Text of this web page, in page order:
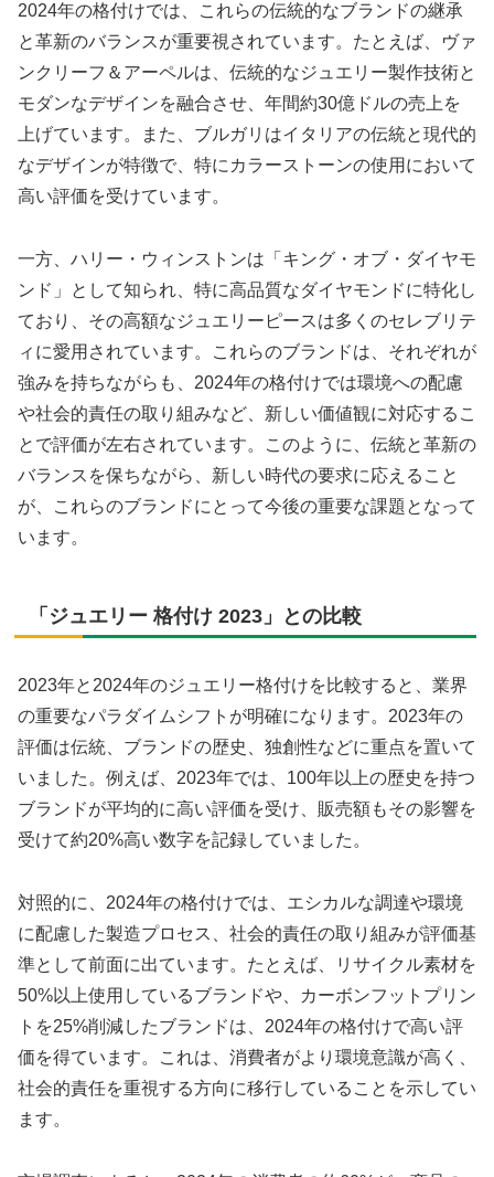
2024年の格付けでは、これらの伝統的なブランドの継承
と革新のバランスが重要視されています。たとえば、ヴァ
ンクリーフ＆アーペルは、伝統的なジュエリー製作技術と
モダンなデザインを融合させ、年間約30億ドルの売上を
上げています。また、ブルガリはイタリアの伝統と現代的
なデザインが特徴で、特にカラーストーンの使用において
高い評価を受けています。
一方、ハリー・ウィンストンは「キング・オブ・ダイヤモ
ンド」として知られ、特に高品質なダイヤモンドに特化し
ており、その高額なジュエリーピースは多くのセレブリテ
ィに愛用されています。これらのブランドは、それぞれが
強みを持ちながらも、2024年の格付けでは環境への配慮
や社会的責任の取り組みなど、新しい価値観に対応するこ
とで評価が左右されています。このように、伝統と革新の
バランスを保ちながら、新しい時代の要求に応えること
が、これらのブランドにとって今後の重要な課題となって
います。
「ジュエリー 格付け 2023」との比較
2023年と2024年のジュエリー格付けを比較すると、業界
の重要なパラダイムシフトが明確になります。2023年の
評価は伝統、ブランドの歴史、独創性などに重点を置いて
いました。例えば、2023年では、100年以上の歴史を持つ
ブランドが平均的に高い評価を受け、販売額もその影響を
受けて約20%高い数字を記録していました。
対照的に、2024年の格付けでは、エシカルな調達や環境
に配慮した製造プロセス、社会的責任の取り組みが評価基
準として前面に出ています。たとえば、リサイクル素材を
50%以上使用しているブランドや、カーボンフットプリン
トを25%削減したブランドは、2024年の格付けで高い評
価を得ています。これは、消費者がより環境意識が高く、
社会的責任を重視する方向に移行していることを示してい
ます。